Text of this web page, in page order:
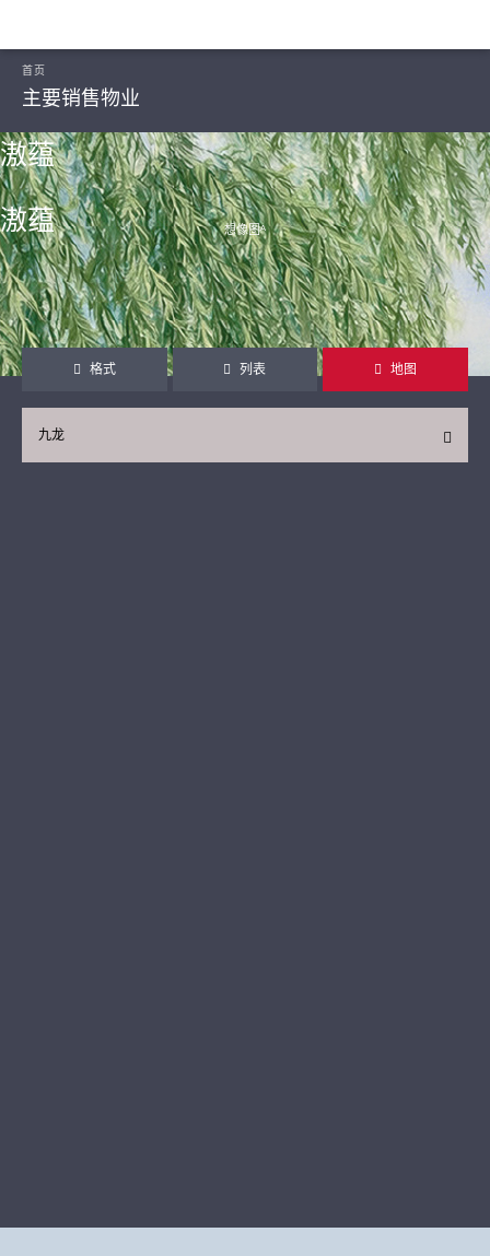
首页
主要销售物业
滶蕴
想像图ᴬ
滶蕴
格式 列表 地图
九龙
继续